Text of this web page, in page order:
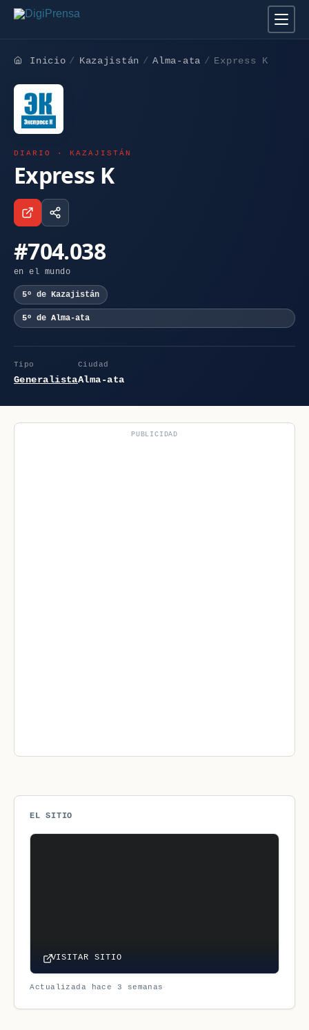
Inicio Kazajistán Alma-ata Express K
DIARIO · KAZAJISTÁN
Express K
#704.038
en el mundo
5º de Kazajistán
5º de Alma-ata
Tipo
Generalista
Ciudad
Alma-ata
PUBLICIDAD
EL SITIO
VISITAR SITIO
Actualizada hace 3 semanas